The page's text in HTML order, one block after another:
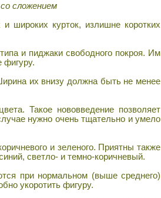
сложением
широких курток, излишне коротких
и пиджаки свободного покроя. Им
фигуру.
их внизу должна быть не менее
Такое нововведение позволяет
нужно очень тщательно и умело
и зеленого. Приятны также
светло- и темно-коричневый.
при нормальном (выше среднего)
укоротить фигуру.